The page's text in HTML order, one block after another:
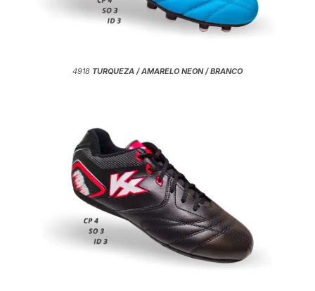
4918 TURQUEZA / AMARELO NEON / BRANCO